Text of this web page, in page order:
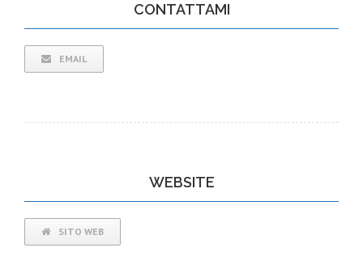
CONTATTAMI
EMAIL
WEBSITE
SITO WEB